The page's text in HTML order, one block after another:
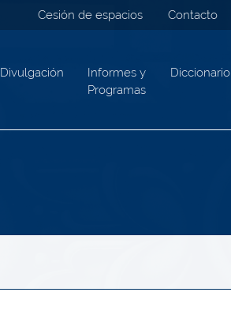
Cesión de espacios Contacto
Divulgación
Informes y
Programas
Diccionario